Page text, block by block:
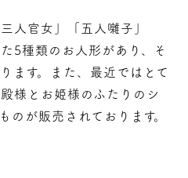
人官女」「五人囃子」
5種類のお人形があり、そ
ます。また、最近ではとて
様とお姫様のふたりのシ
のが販売されております。